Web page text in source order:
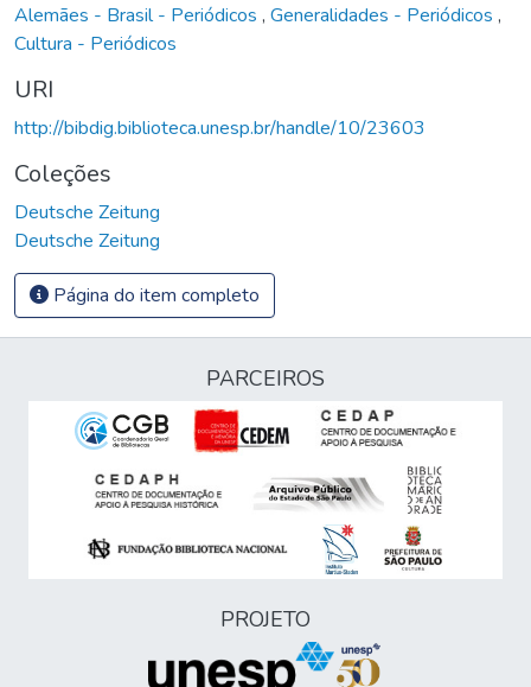
Alemães - Brasil - Periódicos , Generalidades - Periódicos ,
Cultura - Periódicos
URI
http://bibdig.biblioteca.unesp.br/handle/10/23603
Coleções
Deutsche Zeitung
Deutsche Zeitung
Página do item completo
PARCEIROS
PROJETO